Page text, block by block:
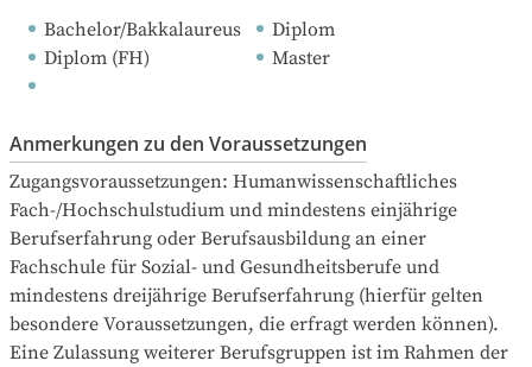
Bachelor/Bakkalaureus
Diplom
Diplom (FH)
Master
Anmerkungen zu den Voraussetzungen
Zugangsvoraussetzungen: Humanwissenschaftliches
Fach-/Hochschulstudium und mindestens einjährige
Berufserfahrung oder Berufsausbildung an einer
Fachschule für Sozial- und Gesundheitsberufe und
mindestens dreijährige Berufserfahrung (hierfür gelten
besondere Voraussetzungen, die erfragt werden können).
Eine Zulassung weiterer Berufsgruppen ist im Rahmen der